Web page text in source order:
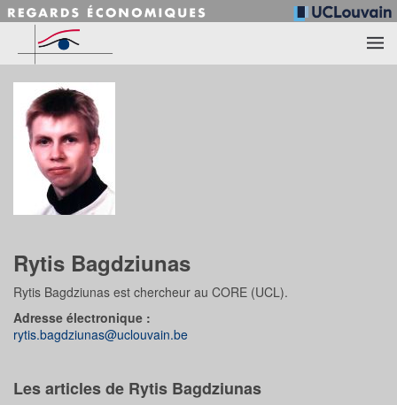
Accéder au contenu principal
Rytis Bagdziunas
Rytis Bagdziunas est chercheur au CORE (UCL).
Adresse électronique :
rytis.bagdziunas@uclouvain.be
Les articles de Rytis Bagdziunas